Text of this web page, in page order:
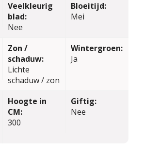
Veelkleurig
blad:
Nee
Bloeitijd:
Mei
Zon /
schaduw:
Lichte
schaduw / zon
Wintergroen:
Ja
Hoogte in
CM:
300
Giftig:
Nee